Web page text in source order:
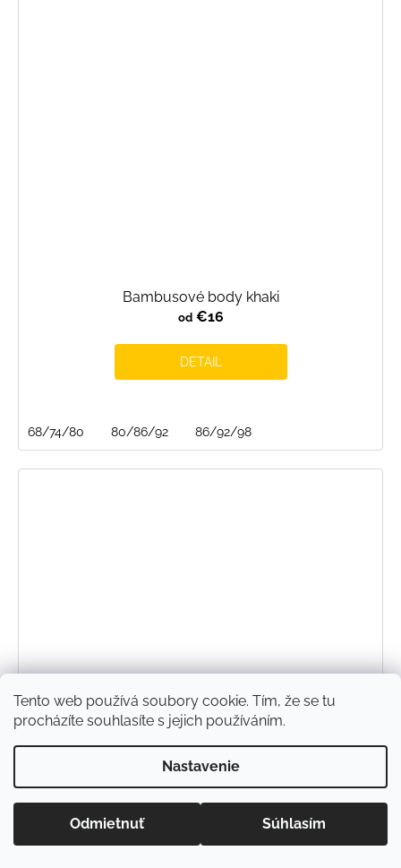
Tento web používá soubory cookie. Tím, že se tu
procházíte souhlasíte s jejich používáním.
Nastavenie
Odmietnuť Súhlasím
Bambusové body khaki
od€16
DETAIL
68/74/80 80/86/92 86/92/98